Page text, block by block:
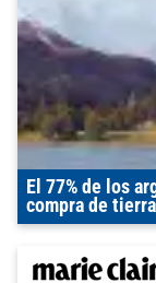
El 77% de los
compra de